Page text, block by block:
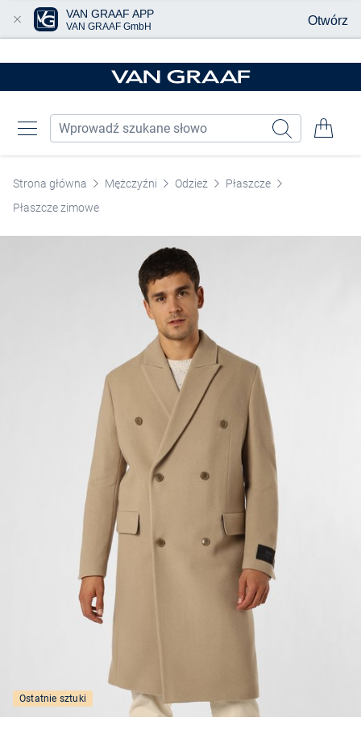
Strona główna Mężczyźni Odzież
Płaszcze
Płaszcze zimowe
Ostatnie sztuki
VAN GRAAF APP
VAN GRAAF GmbH Otwórz